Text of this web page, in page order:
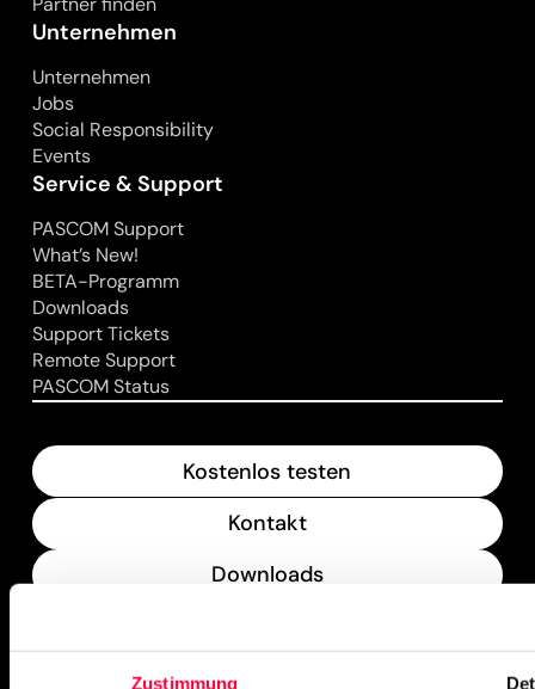
Zustimmung
Unternehmen
Unternehmen
Jobs
Social Responsibility
Events
Service & Support
PASCOM Support
What’s New!
BETA-Programm
Downloads
Support Tickets
Remote Support
PASCOM Status
Kostenlos testen
Kontakt
Downloads